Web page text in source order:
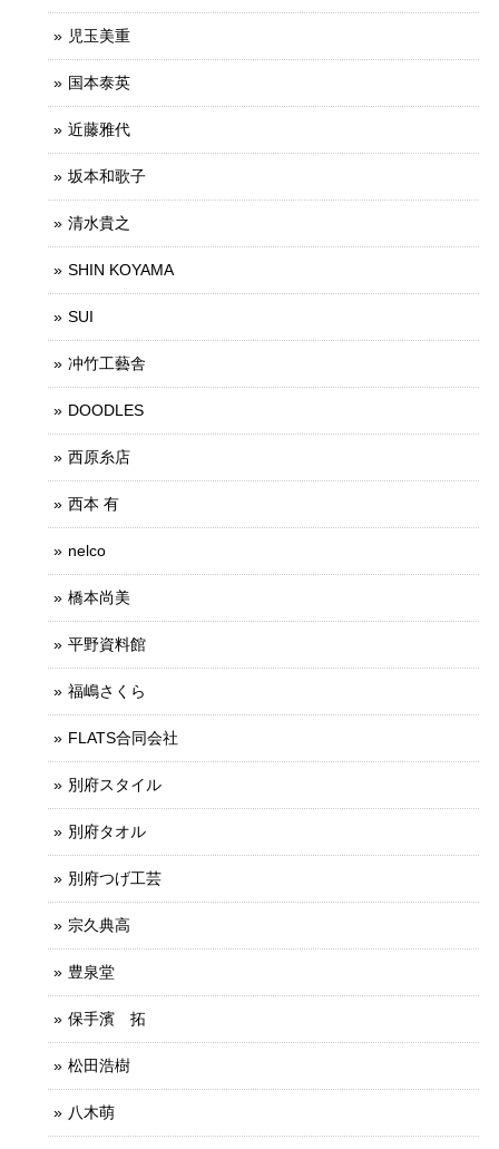
児玉美重
国本泰英
近藤雅代
坂本和歌子
清水貴之
SHIN KOYAMA
SUI
冲竹工藝舎
DOODLES
西原糸店
西本 有
nelco
橋本尚美
平野資料館
福嶋さくら
FLATS合同会社
別府スタイル
別府タオル
別府つげ工芸
宗久典高
豊泉堂
保手濱 拓
松田浩樹
八木萌